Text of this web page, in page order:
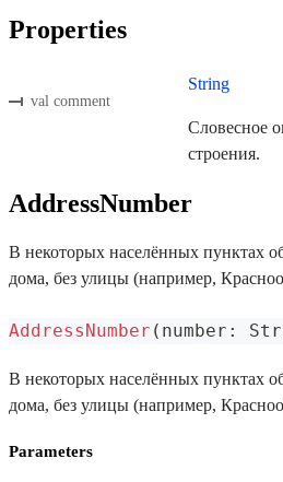
Properties
val comment
String
Словесное
строения.
AddressNumber
В некоторых населённых пунктах
дома, без улицы (например,
AddressNumber ( number :
В некоторых населённых пунктах
дома, без улицы (например,
Parameters